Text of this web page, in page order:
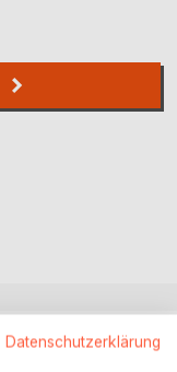
Datenschutzerklärung